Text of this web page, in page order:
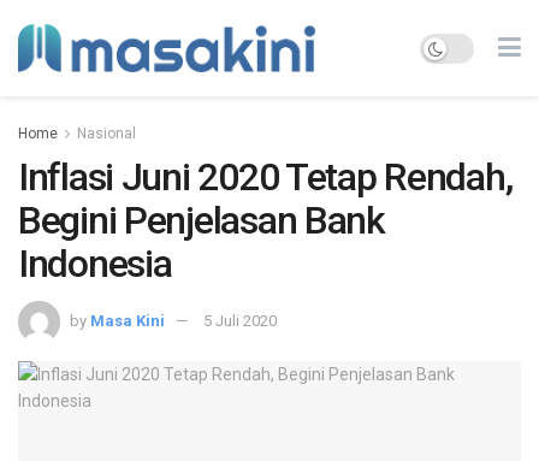
Home Nasional
Inflasi Juni 2020 Tetap Rendah,
Begini Penjelasan Bank
Indonesia
by Masa Kini 5 Juli 2020